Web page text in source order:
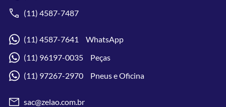
(11) 4587-7487
(11) 4587-7641 WhatsApp
(11) 96197-0035 Peças
(11) 97267-2970 Pneus e Oficina
sac@zelao.com.br